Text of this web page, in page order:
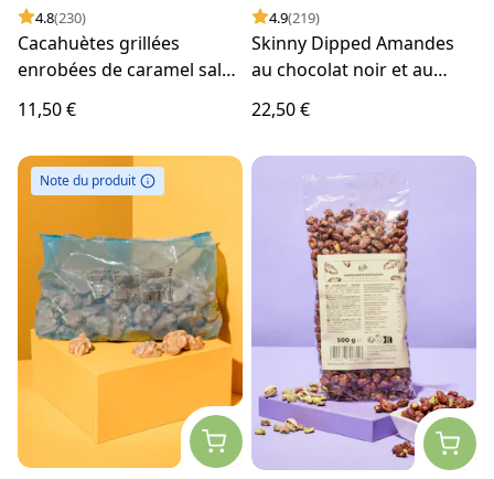
4.8(230)
Cacahuètes grillées
enrobées de caramel salé
11,50 €
4.9(219)
Skinny Dipped Amandes
au chocolat noir et au
22,50 €
Note du produit